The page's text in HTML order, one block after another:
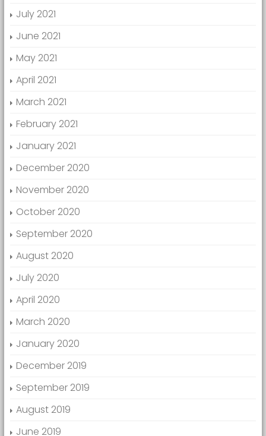
July 2021
June 2021
May 2021
April 2021
March 2021
February 2021
January 2021
December 2020
November 2020
October 2020
September 2020
August 2020
July 2020
April 2020
March 2020
January 2020
December 2019
September 2019
August 2019
June 2019